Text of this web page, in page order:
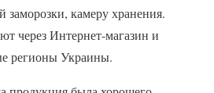
заморозки, камеру хранения.
через Интернет-магазин и
регионы Украины.